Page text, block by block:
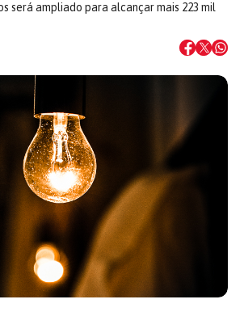
será ampliado para alcançar mais 223 mil